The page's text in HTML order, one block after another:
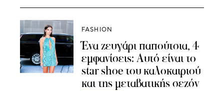
FASHION
Ένα ζευγάρι παπούτσια, 4
εμφανίσεις: Αυτό είναι το
star shoe του καλοκαιριού
και της μεταβατικής σεζόν